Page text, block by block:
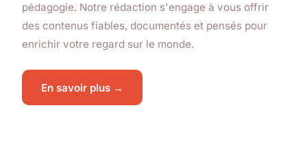
pédagogie. Notre rédaction s'engage à vous offrir
des contenus fiables, documentés et pensés pour
enrichir votre regard sur le monde.
En savoir plus →